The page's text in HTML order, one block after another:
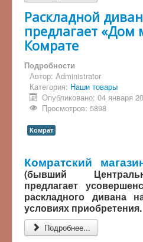
Раскладной диван
предлагает «Дом
Комрате
Подробности
Автор: Administrator
Категория: Наши товары
Опубликовано: 04 января
Просмотров: 5898
Комрат
Комратский
(бывший
предлагает
раскладного дивана
условиях приобретения.
Подробнее...